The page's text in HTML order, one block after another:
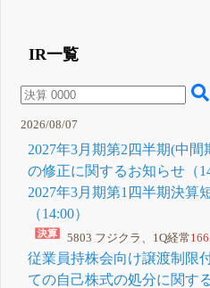
IR一覧
2026/08/07
2027年3月期第2四半期(中
の修正に関するお知らせ（
2027年3月期第1四半期決算
（14:00）
5803 フジクラ、1Q経常
従業員持株会向け譲渡制限
ての自己株式の処分に関す